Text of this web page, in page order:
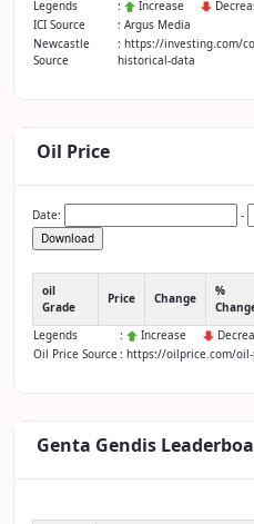
Legends
: Increase
ICI Source
: Argus Media
Newcastle
Source
: https://investing.com/
historical-data
Oil Price
Date:
-
Download
oil
Grade
Price Change
%
Legends
: Increase
Oil Price Source : https://oilprice.com/
Genta Gendis